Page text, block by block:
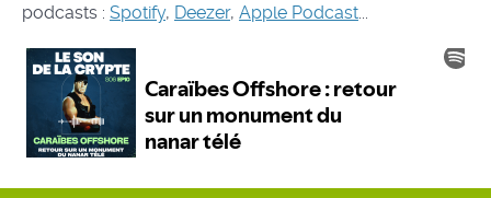
podcasts : Spotify, Deezer, Apple Podcast...